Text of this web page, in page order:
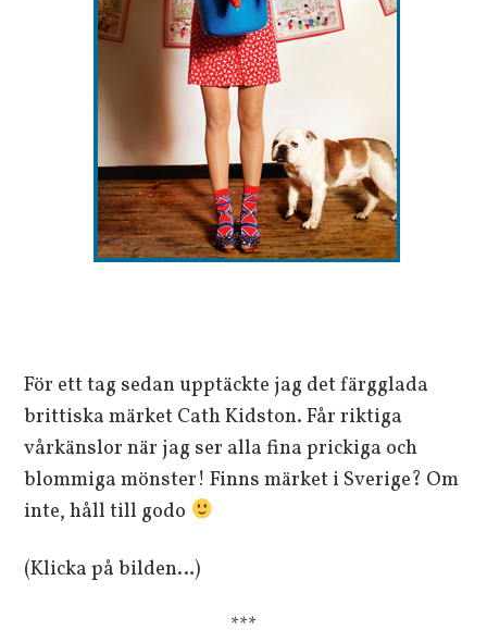
För ett tag sedan upptäckte jag det färgglada
brittiska märket Cath Kidston. Får riktiga
vårkänslor när jag ser alla fina prickiga och
blommiga mönster! Finns märket i Sverige? Om
inte, håll till godo
(Klicka på bilden…)
***